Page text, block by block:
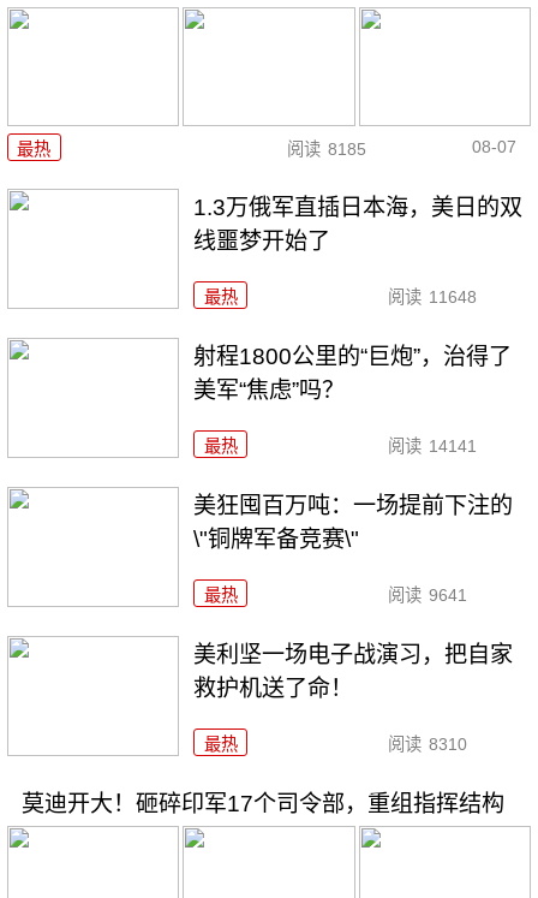
最热 阅读 8185 08-07
1.3万俄军直插日本海，美日的双
线噩梦开始了
最热 阅读 11648
射程1800公里的“巨炮”，治得了
美军“焦虑”吗？
最热 阅读 14141
美狂囤百万吨：一场提前下注的
\"铜牌军备竞赛\"
最热 阅读 9641
美利坚一场电子战演习，把自家
救护机送了命！
最热 阅读 8310
莫迪开大！砸碎印军17个司令部，重组指挥结构